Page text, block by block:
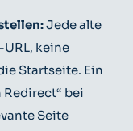
Jede alte
keine
Startseite. Ein
bei
Seite